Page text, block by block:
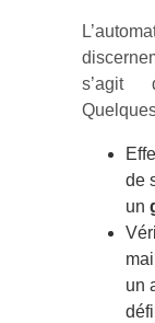
de
un
un